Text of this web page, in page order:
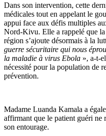
Dans son intervention, cette
médicales tout en appelant le
appui face aux défis multiples
Nord-Kivu. Elle a rappelé que
région s’ajoute désormais à la
guerre sécuritaire qui nous
la maladie à virus Ebola », a-t-
nécessité pour la population de
prévention.
Madame Luanda Kamala a
affirmant que le patient guéri ne
son entourage.